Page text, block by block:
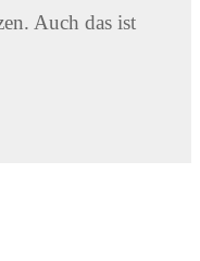
Auch das ist